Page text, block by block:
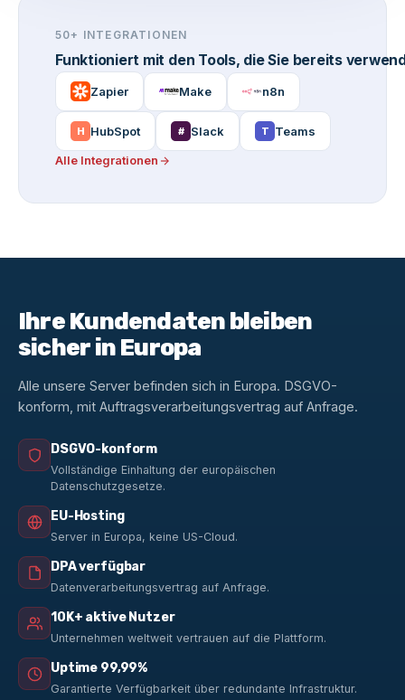
50+ INTEGRATIONEN
Funktioniert mit den Tools, die Sie bereits
Zapier Make n8n
H HubSpot # Slack T Teams
Alle Integrationen
Ihre Kundendaten bleiben
sicher in Europa
Alle unsere Server befinden sich in Europa. DSGVO-
konform, mit Auftragsverarbeitungsvertrag auf Anfrage.
DSGVO-konform
Vollständige Einhaltung der europäischen
Datenschutzgesetze.
EU-Hosting
Server in Europa, keine US-Cloud.
DPA verfügbar
Datenverarbeitungsvertrag auf Anfrage.
10K+ aktive Nutzer
Unternehmen weltweit vertrauen auf die Plattform.
Uptime 99,99%
Garantierte Verfügbarkeit über redundante Infrastruktur.